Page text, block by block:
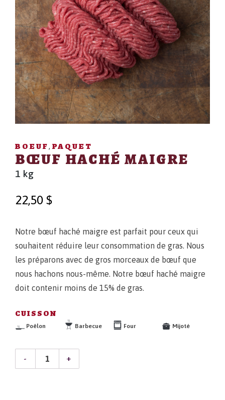
BOEUF, PAQUET
BŒUF HACHÉ MAIGRE
1 kg
22,50 $
Notre bœuf haché maigre est parfait pour ceux qui
souhaitent réduire leur consommation de gras. Nous
les préparons avec de gros morceaux de bœuf que
nous hachons nous-même. Notre bœuf haché maigre
doit contenir moins de 15% de gras.
CUISSON
Poêlon Barbecue Four Mijoté